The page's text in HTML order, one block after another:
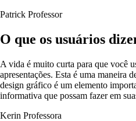
Patrick Professor
O que os usuários
A vida é muito curta para que você
apresentações. Esta é uma maneira
design gráfico é um elemento
informativa que possam fazer em
Kerin Professora